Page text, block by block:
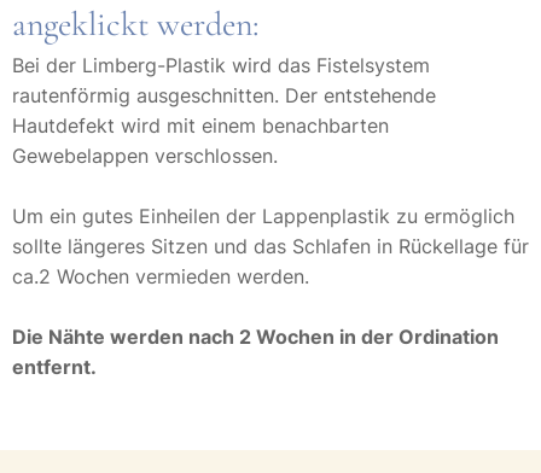
angeklickt werden:
Bei der Limberg-Plastik wird das Fistelsystem
rautenförmig ausgeschnitten. Der entstehende
Hautdefekt wird mit einem benachbarten
Gewebelappen verschlossen.
Um ein gutes Einheilen der Lappenplastik zu ermöglich
sollte längeres Sitzen und das Schlafen in Rückellage für
ca.2 Wochen vermieden werden.
Die Nähte werden nach 2 Wochen in der Ordination
entfernt.